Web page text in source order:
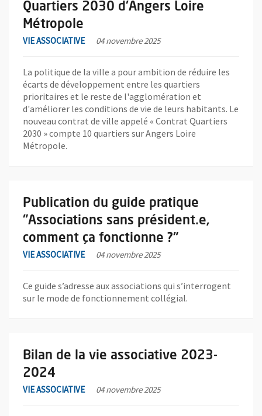
Quartiers 2030 d'Angers Loire
Métropole
VIE ASSOCIATIVE 04 novembre 2025
La politique de la ville a pour ambition de réduire les
écarts de développement entre les quartiers
prioritaires et le reste de l'agglomération et
d'améliorer les conditions de vie de leurs habitants. Le
nouveau contrat de ville appelé « Contrat Quartiers
2030 » compte 10 quartiers sur Angers Loire
Métropole.
Publication du guide pratique
"Associations sans président.e,
comment ça fonctionne ?"
VIE ASSOCIATIVE 04 novembre 2025
Ce guide s’adresse aux associations qui s’interrogent
sur le mode de fonctionnement collégial.
Bilan de la vie associative 2023-
2024
VIE ASSOCIATIVE 04 novembre 2025